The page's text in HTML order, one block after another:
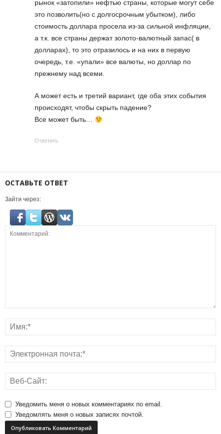
рынок «затопили» нефтью страны, которые могут себе
это позволить(но с долгосрочным убытком), либо
стоимость доллара просела из-за сильной инфляции,
а т.к. все страны держат золото-валютный запас( в
долларах), то это отразилось и на них в первую
очередь, т.е. «упали» все валюты, но доллар по
прежнему над всеми.
А может есть и третий вариант, где оба этих события
происходят, чтобы скрыть падение?
Все может быть…
Ответить
ОСТАВЬТЕ ОТВЕТ
Зайти через:
Уведомить меня о новых комментариях по email.
Уведомлять меня о новых записях почтой.